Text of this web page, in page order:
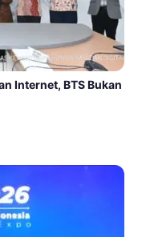
Internet, BTS Bukan